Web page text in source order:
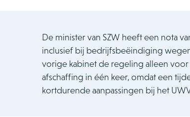
De minister van SZW heeft een nota
inclusief bij bedrijfsbeëindiging
vorige kabinet de regeling alleen
afschaffing in één keer, omdat een
kortdurende aanpassingen bij het